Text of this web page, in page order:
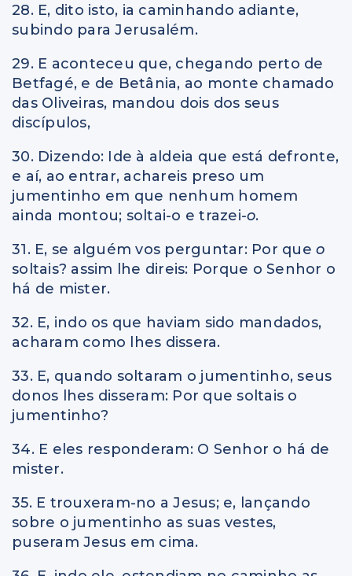
28. E, dito isto, ia caminhando adiante,
subindo para Jerusalém.
29. E aconteceu que, chegando perto de
Betfagé, e de Betânia, ao monte chamado
das Oliveiras, mandou dois dos seus
discípulos,
30. Dizendo: Ide à aldeia que está defronte,
e aí, ao entrar, achareis preso um
jumentinho em que nenhum homem
ainda montou; soltai-o e trazei-o.
31. E, se alguém vos perguntar: Por que o
soltais? assim lhe direis: Porque o Senhor o
há de mister.
32. E, indo os que haviam sido mandados,
acharam como lhes dissera.
33. E, quando soltaram o jumentinho, seus
donos lhes disseram: Por que soltais o
jumentinho?
34. E eles responderam: O Senhor o há de
mister.
35. E trouxeram-no a Jesus; e, lançando
sobre o jumentinho as suas vestes,
puseram Jesus em cima.